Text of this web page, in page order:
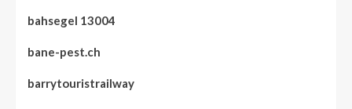
bahsegel 13004
bane-pest.ch
barrytouristrailway